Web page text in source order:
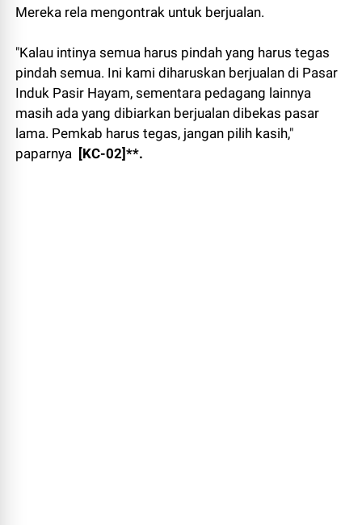
Mereka rela mengontrak untuk berjualan.
"Kalau intinya semua harus pindah yang harus tegas
pindah semua. Ini kami diharuskan berjualan di Pasar
Induk Pasir Hayam, sementara pedagang lainnya
masih ada yang dibiarkan berjualan dibekas pasar
lama. Pemkab harus tegas, jangan pilih kasih,"
paparnya [KC-02]**.